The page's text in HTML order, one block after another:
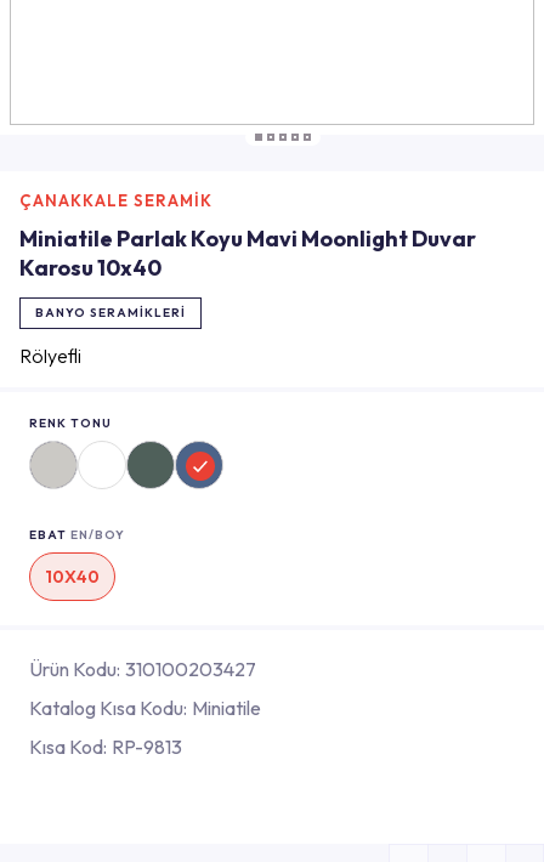
ÇANAKKALE SERAMİK
Miniatile Parlak Koyu Mavi Moonlight Duvar
Karosu 10x40
BANYO SERAMIKLERI
Rölyefli
RENK TONU
EBAT EN/BOY
10X40
Ürün Kodu: 310100203427
Katalog Kısa Kodu: Miniatile
Kısa Kod: RP-9813